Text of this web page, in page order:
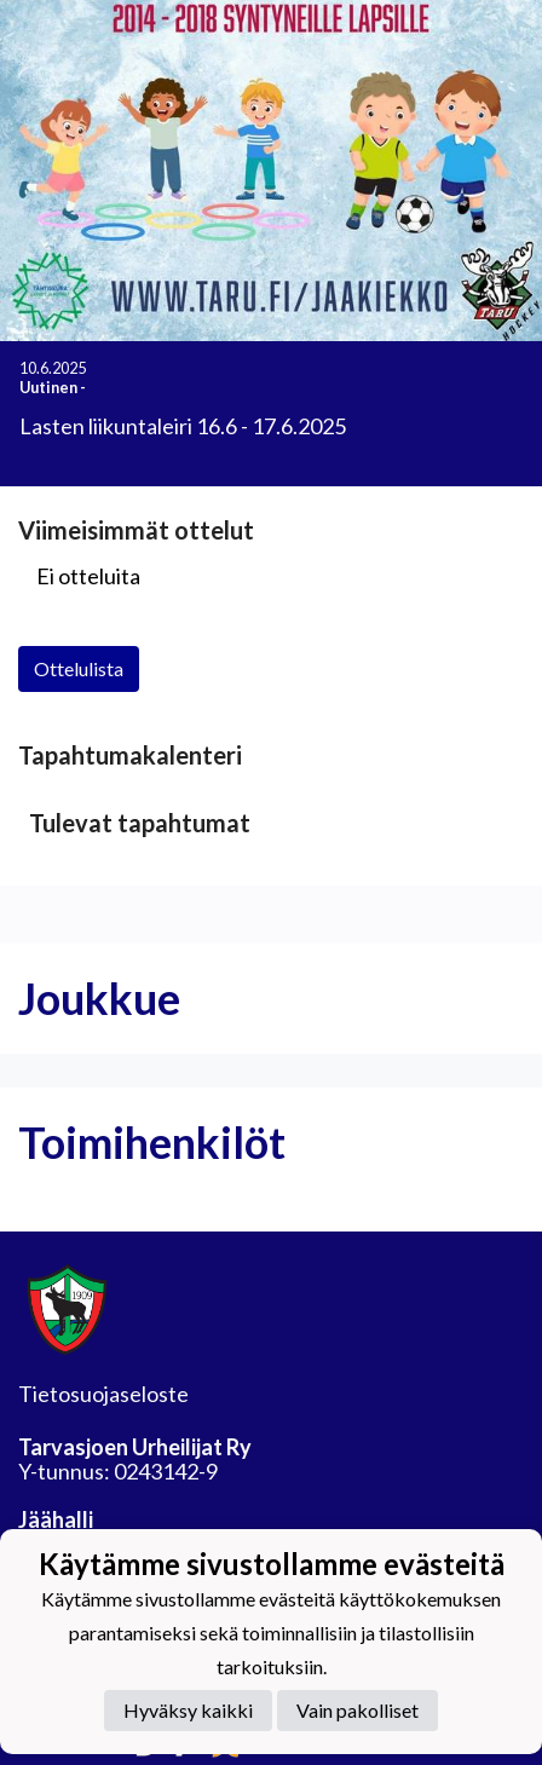
10.6.2025
Uutinen-
Lasten liikuntaleiri 16.6 - 17.6.2025
Viimeisimmät ottelut
Ei otteluita
Ottelulista
Tapahtumakalenteri
Tulevat tapahtumat
Joukkue
Toimihenkilöt
Tietosuojaseloste
Tarvasjoen Urheilijat Ry
Y-tunnus: 0243142-9
Jäähalli
Areenatie 30
21450 Tarvasjoki
Powered by
Käytämme sivustollamme evästeitä
Käytämme sivustollamme evästeitä käyttökokemuksen
parantamiseksi sekä toiminnallisiin ja tilastollisiin
tarkoituksiin.
Hyväksy kaikki
Vain pakolliset